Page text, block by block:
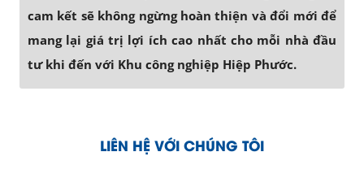
cam kết sẽ không ngừng hoàn thiện và đổi mới để
mang lại giá trị lợi ích cao nhất cho mỗi nhà đầu
tư khi đến với Khu công nghiệp Hiệp Phước.
LIÊN HỆ VỚI CHÚNG TÔI